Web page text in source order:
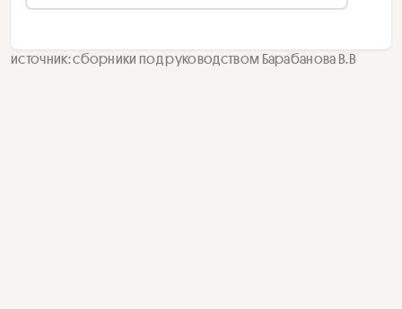
источник: сборники под руководством Барабанова В.В